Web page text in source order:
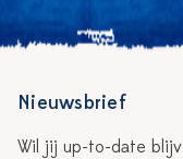
Nieuwsbrief
Wil jij up-to-date